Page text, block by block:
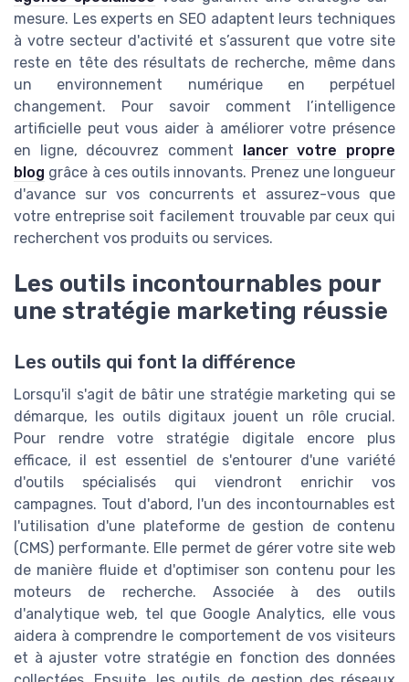
mesure. Les experts en SEO adaptent leurs techniques
à votre secteur d'activité et s’assurent que votre site
reste en tête des résultats de recherche, même dans
un environnement numérique en perpétuel
changement. Pour savoir comment l’intelligence
artificielle peut vous aider à améliorer votre présence
en ligne, découvrez comment lancer votre propre
blog grâce à ces outils innovants. Prenez une longueur
d'avance sur vos concurrents et assurez-vous que
votre entreprise soit facilement trouvable par ceux qui
recherchent vos produits ou services.
Les outils incontournables pour
une stratégie marketing réussie
Les outils qui font la différence
Lorsqu'il s'agit de bâtir une stratégie marketing qui se
démarque, les outils digitaux jouent un rôle crucial.
Pour rendre votre stratégie digitale encore plus
efficace, il est essentiel de s'entourer d'une variété
d'outils spécialisés qui viendront enrichir vos
campagnes. Tout d'abord, l'un des incontournables est
l'utilisation d'une plateforme de gestion de contenu
(CMS) performante. Elle permet de gérer votre site web
de manière fluide et d'optimiser son contenu pour les
moteurs de recherche. Associée à des outils
d'analytique web, tel que Google Analytics, elle vous
aidera à comprendre le comportement de vos visiteurs
et à ajuster votre stratégie en fonction des données